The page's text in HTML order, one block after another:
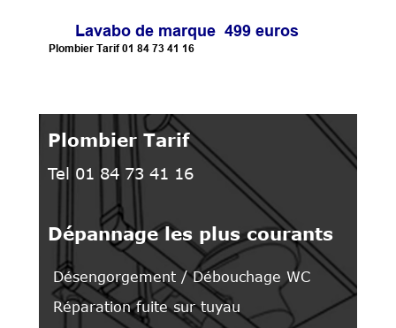
Plombier Tarif
Tel 01 84 73 41 16
Dépannage les plus courants
Désengorgement / Débouchage WC
Réparation fuite sur tuyau
Lavabo de marque 499 euros
Plombier Tarif 01 84 73 41 16